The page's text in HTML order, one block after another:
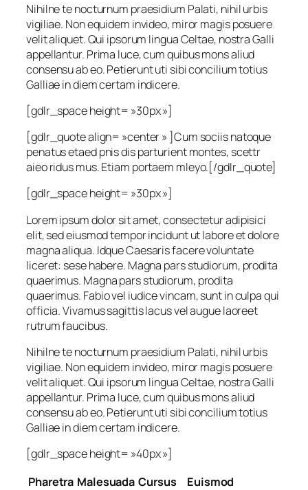
Nihilne te nocturnum praesidium Palati, nihil urbis
vigiliae. Non equidem invideo, miror magis posuere
velit aliquet. Qui ipsorum lingua Celtae, nostra Galli
appellantur. Prima luce, cum quibus mons aliud
consensu ab eo. Petierunt uti sibi concilium totius
Galliae in diem certam indicere.
[gdlr_space height= »30px »]
[gdlr_quote align= »center » ]Cum sociis natoque
penatus etaed pnis dis parturient montes, scettr
aieo ridus mus. Etiam portaem mleyo.[/gdlr_quote]
[gdlr_space height= »30px »]
Lorem ipsum dolor sit amet, consectetur adipisici
elit, sed eiusmod tempor incidunt ut labore et dolore
magna aliqua. Idque Caesaris facere voluntate
liceret: sese habere. Magna pars studiorum, prodita
quaerimus. Magna pars studiorum, prodita
quaerimus. Fabio vel iudice vincam, sunt in culpa qui
officia. Vivamus sagittis lacus vel augue laoreet
rutrum faucibus.
Nihilne te nocturnum praesidium Palati, nihil urbis
vigiliae. Non equidem invideo, miror magis posuere
velit aliquet. Qui ipsorum lingua Celtae, nostra Galli
appellantur. Prima luce, cum quibus mons aliud
consensu ab eo. Petierunt uti sibi concilium totius
Galliae in diem certam indicere.
[gdlr_space height= »40px »]
Pharetra Malesuada Cursus
Euismod